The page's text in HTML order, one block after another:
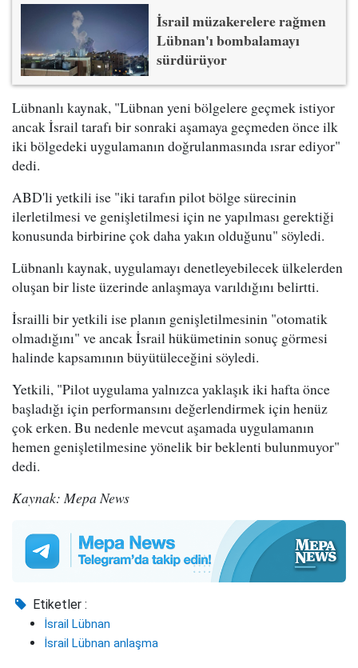
İsrail müzakerelere rağmen
Lübnan'ı bombalamayı
sürdürüyor
Lübnanlı kaynak, "Lübnan yeni bölgelere geçmek istiyor
ancak İsrail tarafı bir sonraki aşamaya geçmeden önce ilk
iki bölgedeki uygulamanın doğrulanmasında ısrar ediyor"
dedi.
ABD'li yetkili ise "iki tarafın pilot bölge sürecinin
ilerletilmesi ve genişletilmesi için ne yapılması gerektiği
konusunda birbirine çok daha yakın olduğunu" söyledi.
Lübnanlı kaynak, uygulamayı denetleyebilecek ülkelerden
oluşan bir liste üzerinde anlaşmaya varıldığını belirtti.
İsrailli bir yetkili ise planın genişletilmesinin "otomatik
olmadığını" ve ancak İsrail hükümetinin sonuç görmesi
halinde kapsamının büyütüleceğini söyledi.
Yetkili, "Pilot uygulama yalnızca yaklaşık iki hafta önce
başladığı için performansını değerlendirmek için henüz
çok erken. Bu nedenle mevcut aşamada uygulamanın
hemen genişletilmesine yönelik bir beklenti bulunmuyor"
dedi.
Kaynak: Mepa News
Etiketler :
İsrail Lübnan
İsrail Lübnan anlaşma